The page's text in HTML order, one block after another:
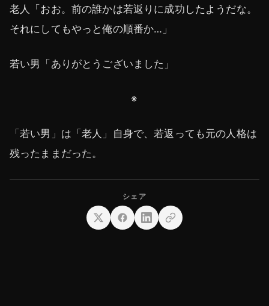
老人「おお。前の誰かは若返りに成功したようだな。
それにしてもやっと俺の順番か…」
若い男「ありがとうございました」
※
「若い男」は「老人」自身で、若返っても元の人格は
残ったままだった。